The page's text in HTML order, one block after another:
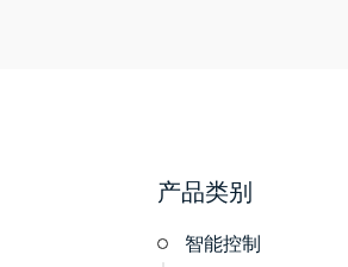
产品类别
智能控制